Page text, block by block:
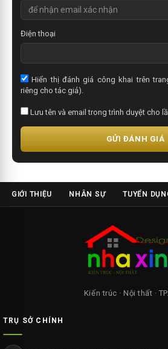
Điện thoại
Hiển thị đánh giá công khai trên
riêng cho tác giả).
Lưu tên và email trong trình duyệt cho
GỬI ĐÁNH GIÁ
GIỚI THIỆU NHÂN SỰ TUYỂN
Kiến trúc · Nội thất ·
TRỤ SỞ CHÍNH